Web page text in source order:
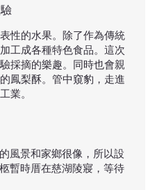
性的水果。除了作為傳統
工成各種特色食品。這次
採摘的樂趣。同時也會親
鳳梨酥。管中窺豹，走進
業。
風景和家鄉很像，所以設
暫時厝在慈湖陵寢，等待